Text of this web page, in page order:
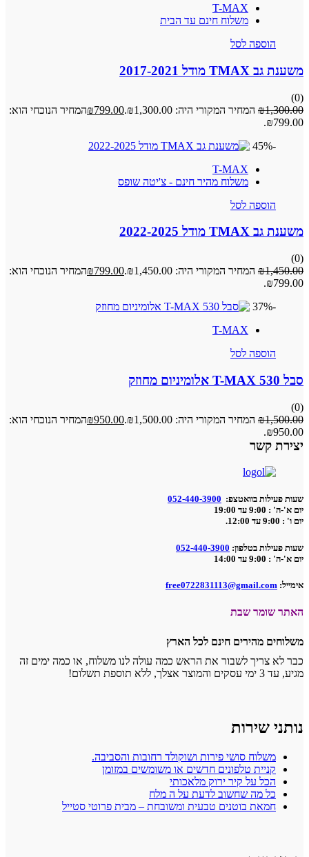
T-MAX
משלוח חינם עד הבית
הוספה לסל
משענת גב TMAX מודל 2017-2021
(0)
₪1,300.00 המחיר המקורי היה: ₪1,300.00. ₪799.00
המחיר הנוכחי הוא:
₪799.00.
-45%
T-MAX
משלוח מהיר חינם - צ'יטה שופס
הוספה לסל
משענת גב TMAX מודל 2022-2025
(0)
₪1,450.00 המחיר המקורי היה: ₪1,450.00. ₪799.00
המחיר הנוכחי הוא:
₪799.00.
-37%
T-MAX
הוספה לסל
סבל T-MAX 530 אלומיניום מחוזק
(0)
₪1,500.00 המחיר המקורי היה: ₪1,500.00. ₪950.00
המחיר הנוכחי הוא:
₪950.00.
יצירת קשר
שעות פעילות בוואטצפ: 052-440-3900
יום א'-ה' : 9:00 עד 19:00
יום ו' : 9:00 עד 12:00.
שעות פעילות בטלפון: 052-440-3900
יום א'-ה' : 9:00 עד 14:00
אימייל: free0722831113@gmail.com
האתר שומר שבת
משלוחים מהירים חינם לכל הארץ
כבר לא צריך לשבור את הראש כמה עולה לנו משלוח, או כמה ימים זה
מגיע, עד 3 ימי עסקים והמוצר אצלך, ללא תוספת תשלום!
נותני שירות
משלוח סושי פירות ושוקולד רחובות והסביבה.
קניית טלפונים חדשים או משומשים במזומן
הכל על קיר ירוק מלאכותי
כל מה שחשוב לדעת על ה מלח
חמאת בוטנים טבעית ומשובחת – מבית פרוטי סטייל